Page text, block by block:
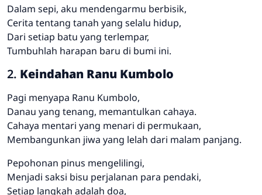
Dalam sepi, aku mendengarmu berbisik,
Cerita tentang tanah yang selalu hidup,
Dari setiap batu yang terlempar,
Tumbuhlah harapan baru di bumi ini.
2. Keindahan Ranu Kumbolo
Pagi menyapa Ranu Kumbolo,
Danau yang tenang, memantulkan cahaya.
Cahaya mentari yang menari di permukaan,
Membangunkan jiwa yang lelah dari malam panjang.
Pepohonan pinus mengelilingi,
Menjadi saksi bisu perjalanan para pendaki,
Setiap langkah adalah doa,